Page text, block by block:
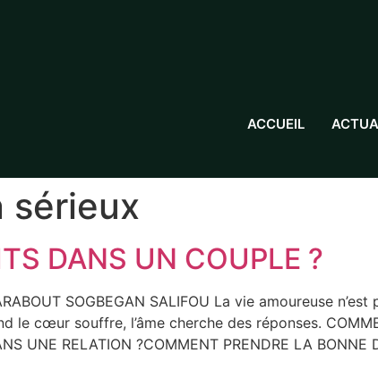
ACCUEIL
sérieux
DANS UN COUPLE ?
SOGBEGAN SALIFOU La vie amoureuse
cœur souffre, l’âme cherche des réponses.
UNE RELATION ?COMMENT PRENDRE LA BONNE